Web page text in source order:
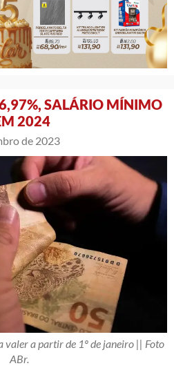
SALÁRIO MÍNIMO
2024
de 2023
valer a partir de 1º de janeiro || Foto
ABr.